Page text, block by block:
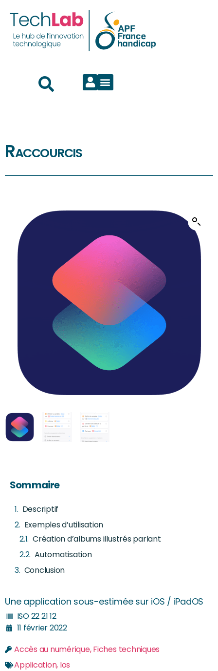
Raccourcis
Sommaire
Descriptif
Exemples d’utilisation
Création d’albums illustrés parlant
Automatisation
Conclusion
Une application sous-estimée sur iOS / iPadOS
ISO 22 21 12
11 février 2022
Accès au numérique,Fiches techniques
Application, Ios